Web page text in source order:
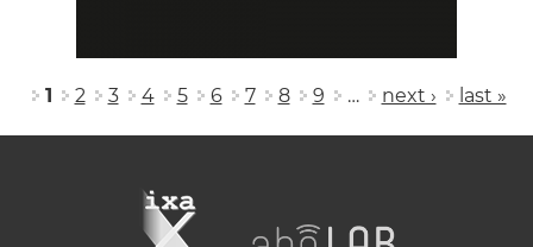
Pages
1 2 3 4 5 6 7 8 9 … next › last »